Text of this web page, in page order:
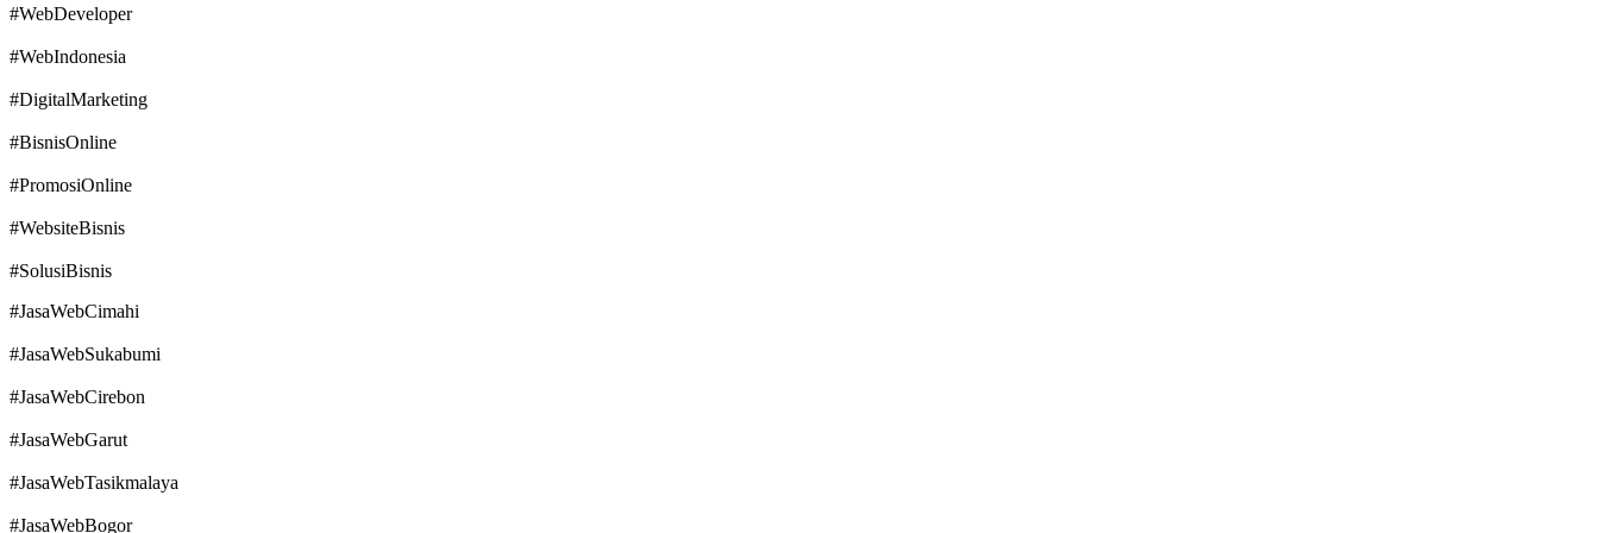
#WebDeveloper
#WebIndonesia
#DigitalMarketing
#BisnisOnline
#PromosiOnline
#WebsiteBisnis
#SolusiBisnis
#JasaWebCimahi
#JasaWebSukabumi
#JasaWebCirebon
#JasaWebGarut
#JasaWebTasikmalaya
#JasaWebBogor